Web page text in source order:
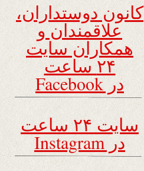
کانون دوستداران،
علاقمندان و
همکاران سایت
۲۴ ساعت
در Facebook
سایت ۲۴ ساعت
در Instagram